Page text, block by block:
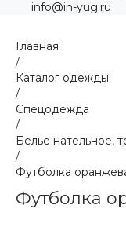
info@in-yug.ru
Главная
/
Каталог одежды
/
Спецодежда
/
Белье нательное,
/
Футболка
Футболка